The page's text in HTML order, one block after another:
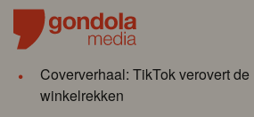
Coververhaal: TikTok verovert de
winkelrekken